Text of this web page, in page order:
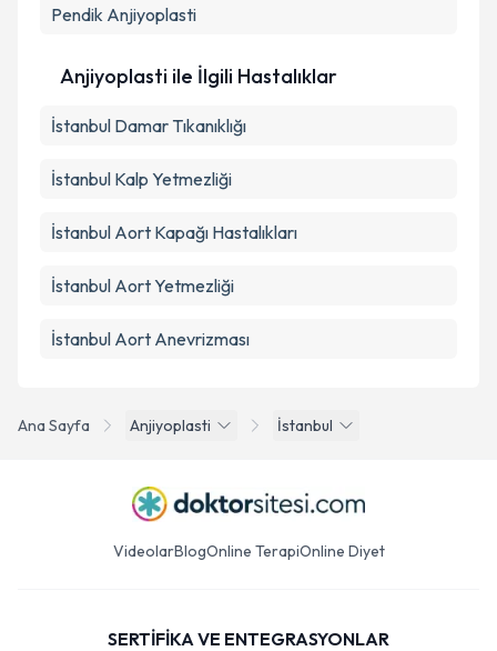
Ana Sayfa Anjiyoplasti İstanbul
Pendik Anjiyoplasti
Anjiyoplasti ile İlgili Hastalıklar
İstanbul Damar Tıkanıklığı
İstanbul Kalp Yetmezliği
İstanbul Aort Kapağı Hastalıkları
İstanbul Aort Yetmezliği
İstanbul Aort Anevrizması
VideolarBlogOnline TerapiOnline Diyet
SERTİFİKA VE ENTEGRASYONLAR